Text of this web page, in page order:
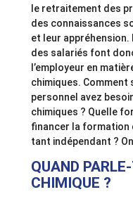
le retraitement des
des connaissances
et leur
des salariés font
l’employeur en
chimiques.
personnel avez
chimiques ? Quelle
financer la formation
tant indépendant ?
QUAND
CHIMIQUE ?